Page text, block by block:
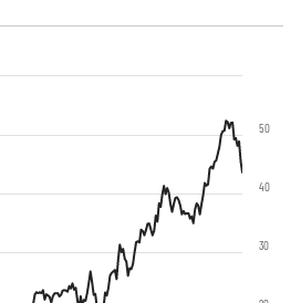
30
40
50